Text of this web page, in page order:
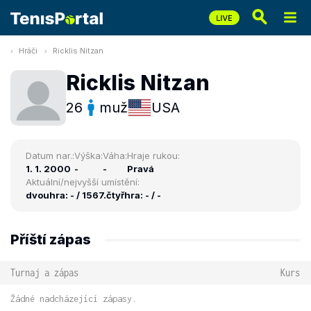
Hráči Ricklis Nitzan
Ricklis Nitzan
26 muž USA
Datum nar.:
1. 1. 2000
Výška:
-
Váha:
-
Hraje rukou:
Pravá
Aktuální/nejvyšší umístění:
dvouhra: - / 1567.čtyřhra: - / -
Příští zápas
Turnaj a zápas Kurs
Žádné nadcházející zápasy.